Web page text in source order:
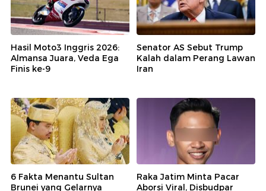
Hasil Moto3 Inggris 2026:
Almansa Juara, Veda Ega
Finis ke-9
Senator AS Sebut Trump
Kalah dalam Perang Lawan
Iran
6 Fakta Menantu Sultan
Brunei yang Gelarnya
Raka Jatim Minta Pacar
Aborsi Viral, Disbudpar